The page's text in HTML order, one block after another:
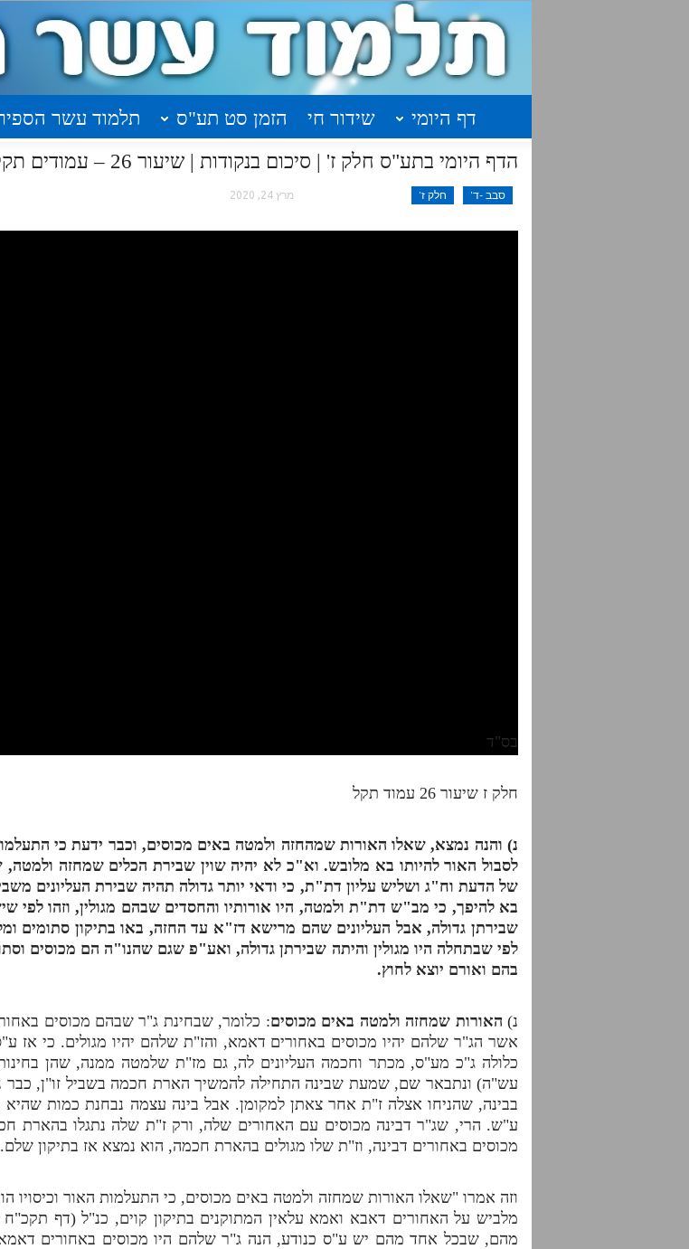
דף היומי שידור חי הזמן סט תע"ס תלמוד עשר
הדף היומי בתע"ס חלק ז' | סיכום בנקודות | שיעור 26 – עמודים תקל – תקלא
סבב -ד' חלק ז' מרץ 24, 2020
בס"ד
חלק ז שיעור 26 עמוד תקל
נ) והנה נמצא, שאלו האורות שמהחזה ולמטה באים מכוסים, וכבר ידעת כי
לסבול האור להיותו בא מלובש. וא"כ לא יהיה שוין שבירת הכלים שמחזה
של הדעת וח"ג ושליש עליון דת"ת, כי ודאי יותר גדולה תהיה שבירת העליונים
בא להיפך, כי מב"ש דת"ת ולמטה, היו אורותיו והחסדים שבהם מגולין, וזהו
שבירתן גדולה, אבל העליונים שהם מרישא דז"א עד החזה, באו בתיקון סתומים
לפי שבתחלה היו מגולין והיתה שבירתן גדולה, ואע"פ שגם שהנו"ה הם מכוסים
בהם ואורם יוצא לחוץ.
נ) האורות שמחזה ולמטה באים מכוסים: כלומר, שבחינת ג"ר שבהם מכוסים
אשר הג"ר שלהם יהיו מכוסים באחורים דאמא, והז"ת שלהם יהיו מגולים. כי אז
כלולה ג"כ מע"ס, מכתר וחכמה העליונים לה, גם מז"ת שלמטה ממנה, שהן
עש"ה) ונתבאר שם, שמעת שבינה התחילה להמשיך הארת חכמה בשביל זו"ן, כבר
בבינה, שהניחו אצלה ז"ת אחר צאתן למקומן. אבל בינה עצמה נבחנת כמות שהיא
ע"ש. הרי, שג"ר דבינה מכוסים עם האחורים שלה, ורק ז"ת שלה נתגלו בהארת
מכוסים באחורים דבינה, וז"ת שלו מגולים בהארת חכמה, הוא נמצא אז בתיקון שלם.
וזה אמרו "שאלו האורות שמחזה ולמטה באים מכוסים, כי התעלמות האור וכיסויו
מלביש על האחורים דאבא ואמא עלאין המתוקנים בתיקון קוים, כנ"ל (דף
מהם, שבכל אחד מהם יש ע"ס כנודע, הנה ג"ר שלהם היו מכוסים באחורים